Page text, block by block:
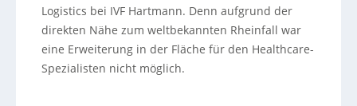
Logistics bei IVF Hartmann. Denn aufgrund der
direkten Nähe zum weltbekannten Rheinfall war
eine Erweiterung in der Fläche für den Healthcare-
Spezialisten nicht möglich.